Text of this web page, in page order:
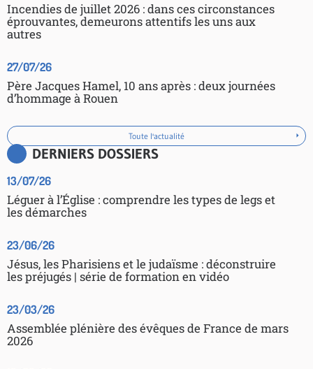
Incendies de juillet 2026 : dans ces circonstances
éprouvantes, demeurons attentifs les uns aux
autres
27/07/26
Père Jacques Hamel, 10 ans après : deux journées
d’hommage à Rouen
Toute l'actualité
DERNIERS DOSSIERS
13/07/26
Léguer à l’Église : comprendre les types de legs et
les démarches
23/06/26
Jésus, les Pharisiens et le judaïsme : déconstruire
les préjugés | série de formation en vidéo
23/03/26
Assemblée plénière des évêques de France de mars
2026